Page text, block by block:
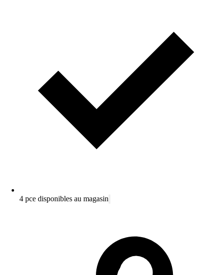
4 pce disponibles au magasin